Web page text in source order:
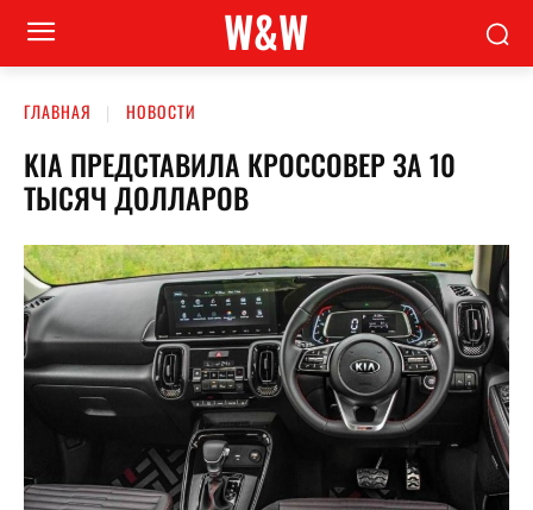
W&W
ГЛАВНАЯ НОВОСТИ
KIA ПРЕДСТАВИЛА КРОССОВЕР ЗА 10
ТЫСЯЧ ДОЛЛАРОВ